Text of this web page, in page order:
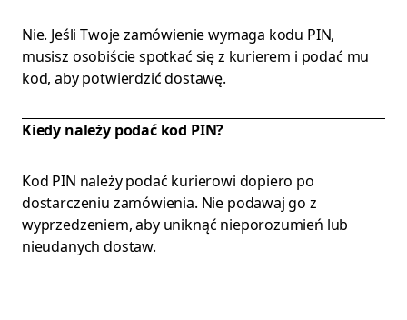
Nie. Jeśli Twoje zamówienie wymaga kodu PIN,
musisz osobiście spotkać się z kurierem i podać mu
kod, aby potwierdzić dostawę.
Kiedy należy podać kod PIN?
Kod PIN należy podać kurierowi dopiero po
dostarczeniu zamówienia. Nie podawaj go z
wyprzedzeniem, aby uniknąć nieporozumień lub
nieudanych dostaw.